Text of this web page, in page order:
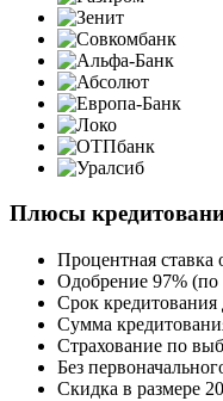
Плюсы
Процентная ставка
Одобрение 97% (по
Срок кредитования
Сумма
Страхование по
Без
Скидка в размере